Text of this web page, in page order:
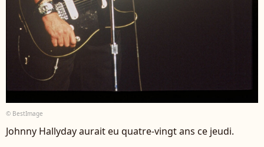
© BestImage
Johnny Hallyday aurait eu quatre-vingt ans ce jeudi.